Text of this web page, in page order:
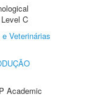
C
Veterinárias
Academic